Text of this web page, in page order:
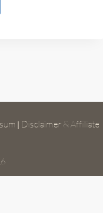
| Disclaimer & Affiliate